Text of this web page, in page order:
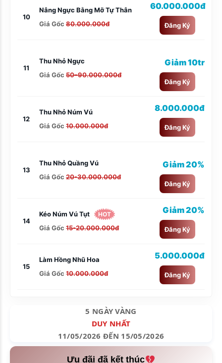
10
Nâng Ngực Bằng Mỡ Tự Thân
Giá Gốc 80.000.000đ
60.000.000đ
Đăng Ký
11
Thu Nhỏ Ngực
Giá Gốc 50–90.000.000đ
Giảm 10tr
Đăng Ký
12
Thu Nhỏ Núm Vú
Giá Gốc 10.000.000đ
8.000.000đ
Đăng Ký
13
Thu Nhỏ Quầng Vú
Giá Gốc 20-30.000.000đ
Giảm 20%
Đăng Ký
14
Kéo Núm Vú Tụt HOT
Giá Gốc 15-20.000.000đ
Giảm 20%
Đăng Ký
15
Làm Hồng Nhũ Hoa
Giá Gốc 10.000.000đ
5.000.000đ
Đăng Ký
5 NGÀY VÀNG
DUY NHẤT
11/05/2026 ĐẾN 15/05/2026
Ưu đãi đã kết thúc